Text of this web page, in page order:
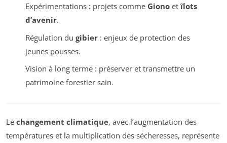
Expérimentations : projets comme Gionoetîlots
d’avenir.
Régulation du gibier: enjeux de protection des
jeunes pousses.
Vision à long terme : préserver et transmettre un
patrimoine forestier sain.
Le changement climatique, avec l’augmentation des
températures et la multiplication des sécheresses, représente